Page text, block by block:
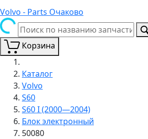
Volvo - Parts Очаково
Корзина
Каталог
Volvo
S60
S60 I (2000—2004)
Блок электронный
50080